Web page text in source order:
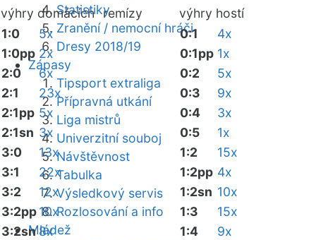
Statistiky
Zranění / nemocní hráči
Dresy 2018/19
Zápasy
Tipsport extraliga
Přípravná utkání
Liga mistrů
Univerzitní souboj
Návštěvnost
Tabulka
Výsledkový servis
Rozlosování a info
Mládež
výhry domácíchremízy výhry hostí
1:0
5x
1:0pp 2x
2:0
6x
2:1
23x
2:1pp 5x
2:1sn 3x
3:0
13x
3:1
22x
3:2
12x
3:2pp10x
3:2sn 8x
0:1
4x
0:1pp 1x
0:2
5x
0:3
9x
0:4
3x
0:5
1x
1:2
15x
1:2pp 4x
1:2sn 10x
1:3
15x
1:4
9x